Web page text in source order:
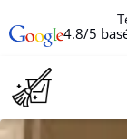
4.8/5